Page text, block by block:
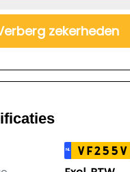
zekerheden
NL VF255V